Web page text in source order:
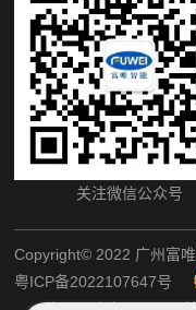
关注微信公众号
Copyright©️ 2022 广州富
粤ICP备2022107647号